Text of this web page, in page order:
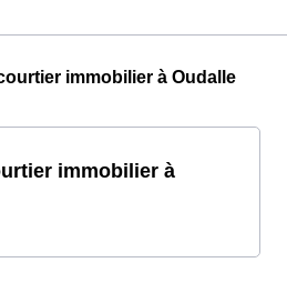
immobilier à Oudalle
immobilier à